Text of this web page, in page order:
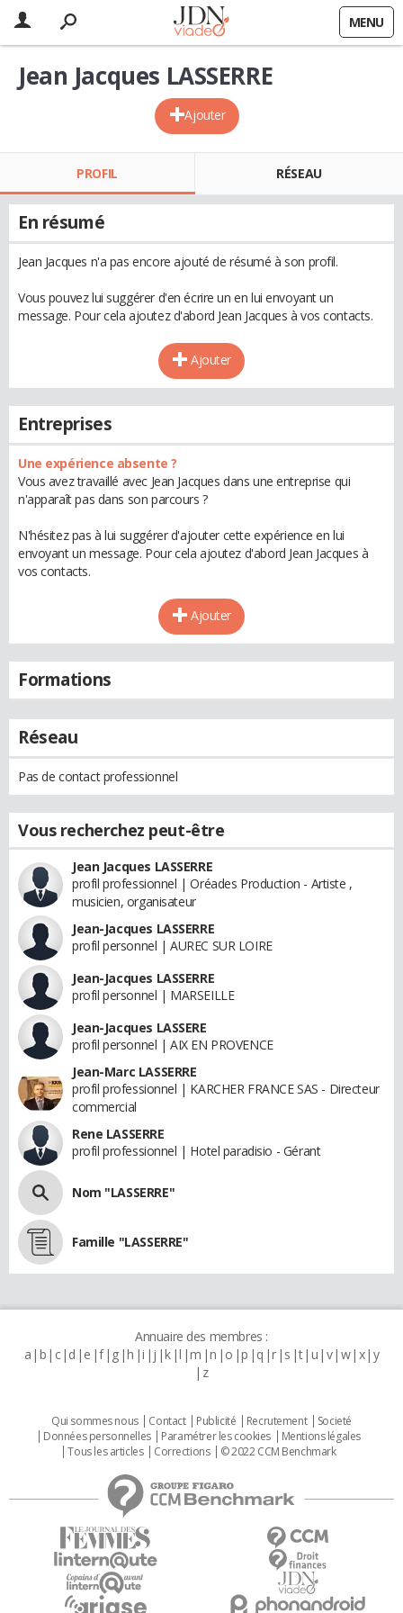
MENU
Ajouter
Jean Jacques LASSERRE
PROFIL RÉSEAU
En résumé
Jean Jacques n'a pas encore ajouté de résumé à son profil.
Vous pouvez lui suggérer d'en écrire un en lui envoyant un
message. Pour cela ajoutez d'abord Jean Jacques à vos contacts.
Ajouter
Entreprises
Une expérience absente ?
Vous avez travaillé avec Jean Jacques dans une entreprise qui
n'apparaît pas dans son parcours ?
N'hésitez pas à lui suggérer d'ajouter cette expérience en lui
envoyant un message. Pour cela ajoutez d'abord Jean Jacques à
vos contacts.
Ajouter
Formations
Réseau
Pas de contact professionnel
Vous recherchez peut-être
Jean Jacques LASSERRE
profil professionnel | Oréades Production - Artiste ,
musicien, organisateur
Jean-Jacques LASSERRE
profil personnel | AUREC SUR LOIRE
Jean-Jacques LASSERRE
profil personnel | MARSEILLE
Jean-Jacques LASSERE
profil personnel | AIX EN PROVENCE
Jean-Marc LASSERRE
profil professionnel | KARCHER FRANCE SAS - Directeur
commercial
Rene LASSERRE
profil professionnel | Hotel paradisio - Gérant
Nom "LASSERRE"
Famille "LASSERRE"
Annuaire des membres :
a b c d e f g h i j k l m n o p q r s t u v w x y
z
Qui sommes nous Contact Publicité Recrutement
Societé
Données personnelles
Paramétrer les cookies
Mentions légales
Tous les articles
Corrections © 2022 CCM Benchmark